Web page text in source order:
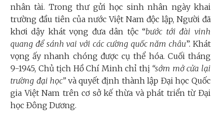
nhân tài. Trong thư gửi học sinh nhân ngày khai
trường đầu tiên của nước Việt Nam độc lập, Người đã
khơi dậy khát vọng đưa dân tộc “bước tới đài vinh
quang để sánh vai với các cường quốc năm châu”. Khát
vọng ấy nhanh chóng được cụ thể hóa. Cuối tháng
9-1945, Chủ tịch Hồ Chí Minh chỉ thị “sớm mở cửa lại
trường đại học”và quyết định thành lập Đại học Quốc
gia Việt Nam trên cơ sở kế thừa và phát triển từ Đại
học Đông Dương.